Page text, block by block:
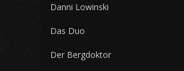
Danni Lowinski
Das Duo
Der Bergdoktor